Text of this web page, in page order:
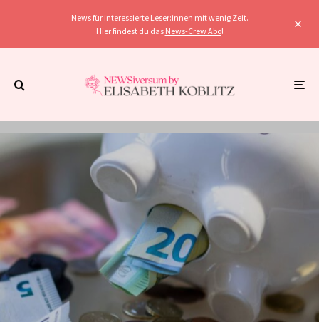
News für interessierte Leser:innen mit wenig Zeit.
Hier findest du das News-Crew Abo!